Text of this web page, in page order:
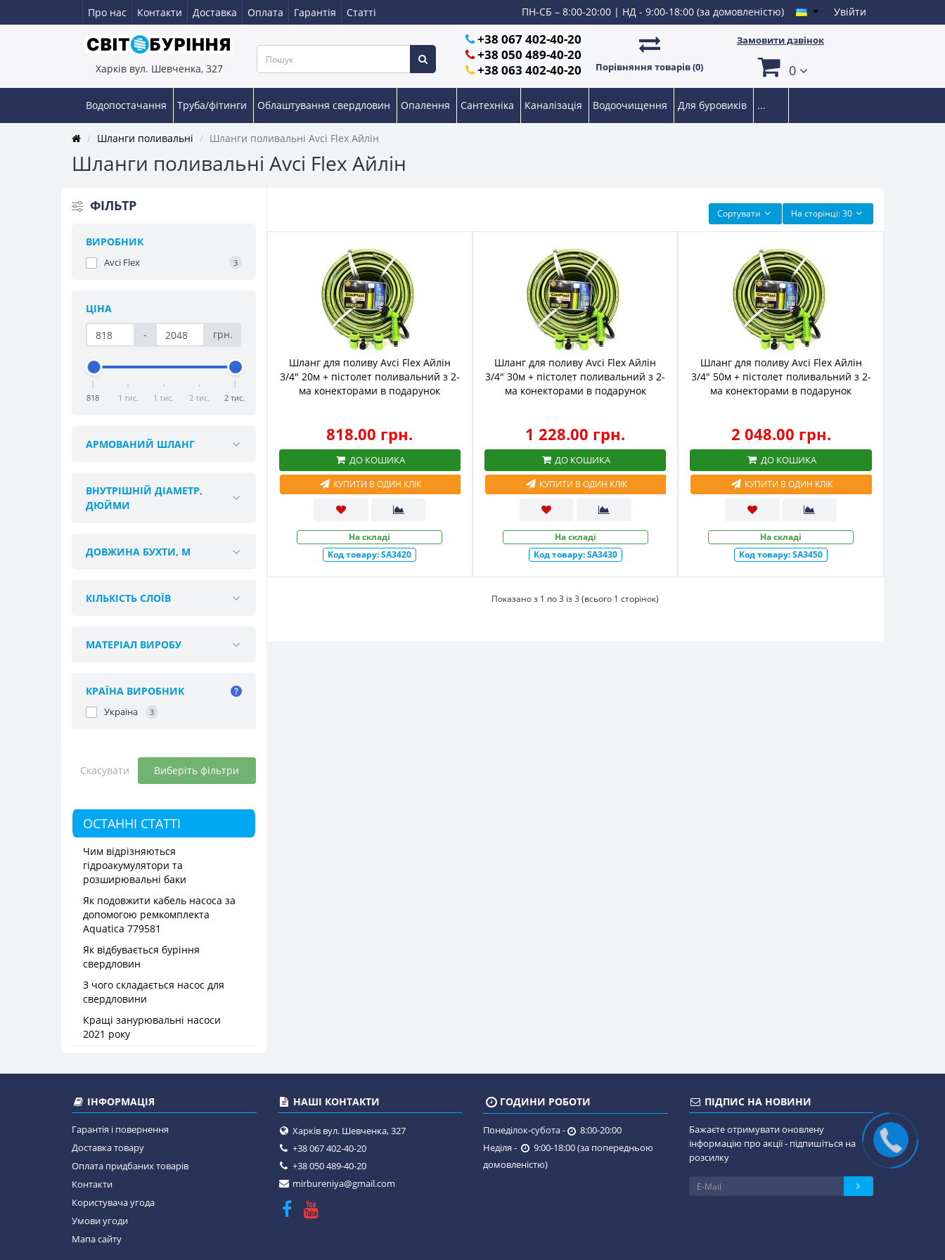
Про нас Контакти Доставка Оплата Гарантія Статті ПН-СБ – 8:00-20:00 | НД - 9:00-18:00 (за домовленістю) Увійти
Харків вул. Шевченка, 327
+38 067 402-40-20
+38 050 489-40-20
+38 063 402-40-20
Порівняння товарів (0)
Замовити дзвінок
0
Водопостачання Труба/фітинги Облаштування свердловин Опалення Сантехніка Каналізація Водоочищення Для буровиків ...
Шланги поливальні Шланги поливальні Avci Flex Айлін
Шланги поливальні Avci Flex Айлін
ФIЛЬТР
ВИРОБНИК
Avci Flex 3
ЦІНА
-
грн.
818 1 тис. 1 тис. 2 тис. 2 тис.
АРМОВАНИЙ ШЛАНГ
ВНУТРІШНІЙ ДІАМЕТР,
ДЮЙМИ
ДОВЖИНА БУХТИ, М
КІЛЬКІСТЬ СЛОЇВ
МАТЕРІАЛ ВИРОБУ
КРАЇНА ВИРОБНИК
Україна 3
Скасувати Виберіть фільтри
ОСТАННІ СТАТТІ
Чим відрізняються
гідроакумулятори та
розширювальні баки
Як подовжити кабель насоса за
допомогою ремкомплекта
Aquatica 779581
Як відбувається буріння
свердловин
З чого складається насос для
свердловини
Кращі занурювальні насоси
2021 року
Сортувати На сторінці:30
Шланг для поливу Avci Flex Айлін
3/4" 20м + пістолет поливальний з 2-
ма конекторами в подарунок
818.00 грн.
ДО КОШИКА
КУПИТИ В ОДИН КЛІК
На складі
Код товару:SA3420
Шланг для поливу Avci Flex Айлін
3/4" 30м + пістолет поливальний з 2-
ма конекторами в подарунок
1 228.00 грн.
ДО КОШИКА
КУПИТИ В ОДИН КЛІК
На складі
Код товару:SA3430
Шланг для поливу Avci Flex Айлін
3/4" 50м + пістолет поливальний з 2-
ма конекторами в подарунок
2 048.00 грн.
ДО КОШИКА
КУПИТИ В ОДИН КЛІК
На складі
Код товару:SA3450
Показано з 1 по 3 із 3 (всього 1 сторінок)
ІНФОРМАЦІЯ
Гарантія і повернення
Доставка товару
Оплата придбаних товарів
Контакти
Користувача угода
Умови угоди
Мапа сайту
НАШІ КОНТАКТИ
Харків вул. Шевченка, 327
+38 067 402-40-20
+38 050 489-40-20
mirbureniya@gmail.com
ГОДИНИ РОБОТИ
Понеділок-субота -
8:00-20:00
Неділя -
9:00-18:00 (за попередньою
домовленістю)
ПІДПИС НА НОВИНИ
Бажаєте отримувати оновлену
інформацію про акції - підпишіться на
розсилку